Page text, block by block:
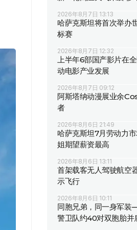
2026年8月7日 13:13
哈萨克斯坦将首次举办
标赛
2026年8月7日 12:32
上半年6部国产影片在
动电影产业发展
2026年8月7日 09:12
阿斯塔纳动漫展业余
者
2026年8月6日 21:49
哈萨克斯坦7月劳动力
姐期望薪资最高
2026年8月6日 13:11
首架载客无人驾驶航空
示飞行
2026年8月6日 10:11
同胞兄弟，同一身军
警卫队约40对双胞胎并